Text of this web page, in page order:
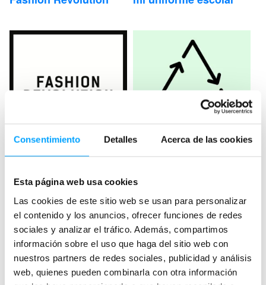
Consentimiento Detalles Acerca de las cookies
Esta página web usa cookies
Las cookies de este sitio web se usan para personalizar
el contenido y los anuncios, ofrecer funciones de redes
sociales y analizar el tráfico. Además, compartimos
información sobre el uso que haga del sitio web con
nuestros partners de redes sociales, publicidad y análisis
web, quienes pueden combinarla con otra información
Introducción a Fashion Investigar mis ropas y